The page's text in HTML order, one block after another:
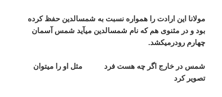
مولانا این ارادت را همواره نسبت به شمس­الدین حفظ کرده
بود و در مثنوی هم که نام شمس­الدین می­آید شمس آسمان
چهارم رودرمی­کشد.
شمس در خارج اگر چه هست فرد مثل او را می­توان
تصویر کرد